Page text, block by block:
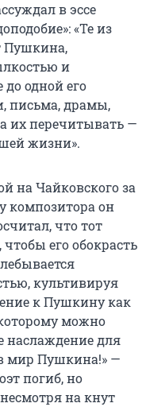
в эссе
«Те из
Пушкина,
и
до одной его
письма, драмы,
их перечитывать —
жизни».
на Чайковского за
композитора он
что тот
чтобы его обокрасть
культивируя
к Пушкину как
можно
наслаждение для
мир Пушкина!» —
погиб, но
на кнут